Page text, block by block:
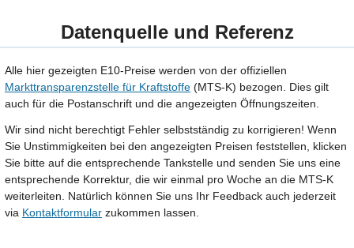
Datenquelle und Referenz
Alle hier gezeigten E10-Preise werden von der offiziellen
Markttransparenzstelle für Kraftstoffe (MTS-K) bezogen. Dies gilt
auch für die Postanschrift und die angezeigten Öffnungszeiten.
Wir sind nicht berechtigt Fehler selbstständig zu korrigieren! Wenn
Sie Unstimmigkeiten bei den angezeigten Preisen feststellen, klicken
Sie bitte auf die entsprechende Tankstelle und senden Sie uns eine
entsprechende Korrektur, die wir einmal pro Woche an die MTS-K
weiterleiten. Natürlich können Sie uns Ihr Feedback auch jederzeit
via Kontaktformular zukommen lassen.